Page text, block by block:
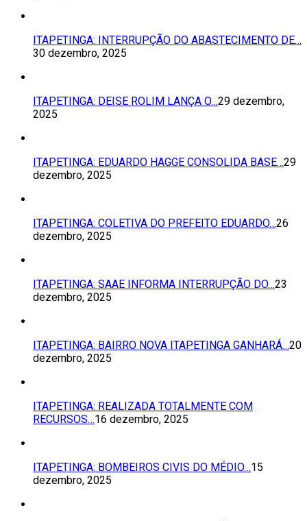
ITAPETINGA: INTERRUPÇÃO DO ABASTECIMENTO DE…
30 dezembro, 2025
ITAPETINGA: DEISE ROLIM LANÇA O…29 dezembro,
2025
ITAPETINGA: EDUARDO HAGGE CONSOLIDA BASE…29
dezembro, 2025
ITAPETINGA: COLETIVA DO PREFEITO EDUARDO…26
dezembro, 2025
ITAPETINGA: SAAE INFORMA INTERRUPÇÃO DO…23
dezembro, 2025
ITAPETINGA: BAIRRO NOVA ITAPETINGA GANHARÁ…20
dezembro, 2025
ITAPETINGA: REALIZADA TOTALMENTE COM
RECURSOS…16 dezembro, 2025
ITAPETINGA: BOMBEIROS CIVIS DO MÉDIO…15
dezembro, 2025